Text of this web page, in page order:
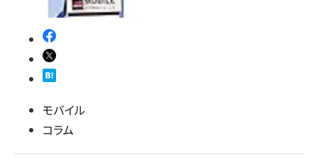
モバイル
コラム